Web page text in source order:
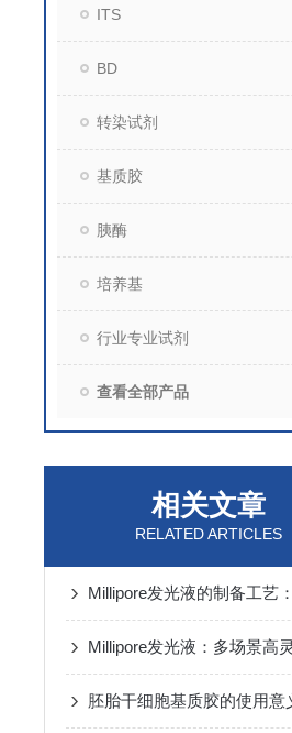
ITS
BD
转染试剂
基质胶
胰酶
培养基
行业专业试剂
查看全部产品
相关文章
RELATED ARTICLES
胚胎干细胞基质胶的使用意